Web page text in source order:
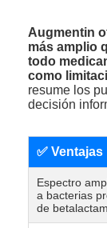
Augmentin
más amplio
todo
como
resume los
decisión
✅ Ventajas
Espectro
a bacterias
de